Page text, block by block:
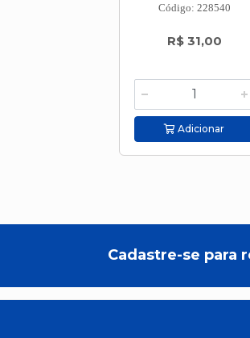
Código: 228540
R$ 31,00
Adicionar
Cadastre-se para